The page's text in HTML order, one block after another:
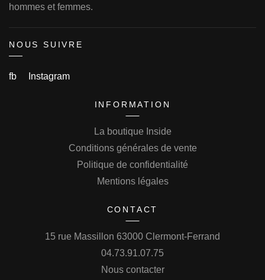
hommes et femmes.
NOUS SUIVRE
fb Instagram
INFORMATION
La boutique Inside
Conditions générales de vente
Politique de confidentialité
Mentions légales
CONTACT
15 rue Massillon 63000 Clermont-Ferrand
04.73.91.07.75
Nous contacter